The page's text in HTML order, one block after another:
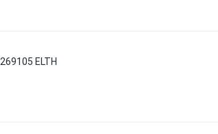
ELTH